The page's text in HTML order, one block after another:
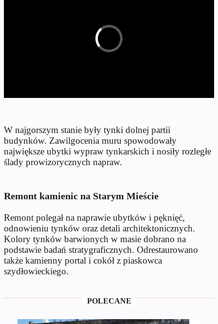
W najgorszym stanie były tynki dolnej partii
budynków. Zawilgocenia muru spowodowały
największe ubytki wypraw tynkarskich i nosiły rozległe
ślady prowizorycznych napraw.
Remont kamienic na Starym Mieście
Remont polegał na naprawie ubytków i pęknięć,
odnowieniu tynków oraz detali architektonicznych.
Kolory tynków barwionych w masie dobrano na
podstawie badań stratygraficznych. Odrestaurowano
także kamienny portal i cokół z piaskowca
szydłowieckiego.
POLECANE